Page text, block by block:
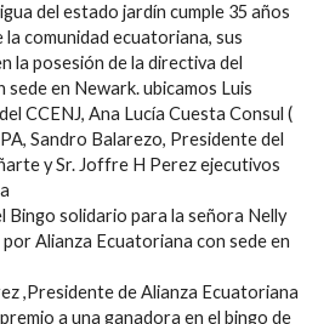
del estado jardín cumple 35 años
comunidad ecuatoriana, sus
la posesión de la directiva del
en Newark. ubicamos Luis
CCENJ, Ana Lucía Cuesta Consul (
Sandro Balarezo, Presidente del
y Sr. Joffre H Perez ejecutivos
Bingo solidario para la señora Nelly
Alianza Ecuatoriana con sede en
,Presidente de Alianza Ecuatoriana
a una ganadora en el bingo de